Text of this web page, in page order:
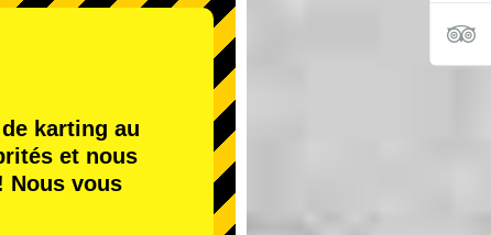
karting au
et nous
Nous vous